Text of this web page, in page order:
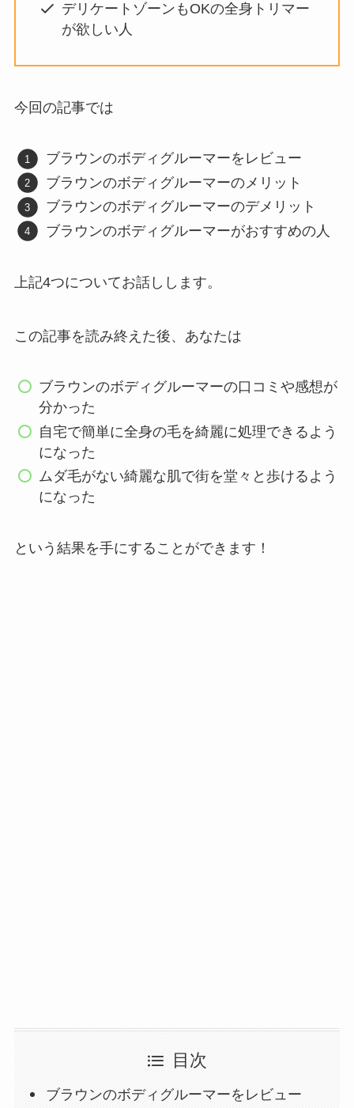
デリケートゾーンもOKの全身トリマー
が欲しい人
今回の記事では
ブラウンのボディグルーマーをレビュー
ブラウンのボディグルーマーのメリット
ブラウンのボディグルーマーのデメリット
ブラウンのボディグルーマーがおすすめの人
上記4つについてお話しします。
この記事を読み終えた後、あなたは
ブラウンのボディグルーマーの口コミや感想が
分かった
自宅で簡単に全身の毛を綺麗に処理できるよう
になった
ムダ毛がない綺麗な肌で街を堂々と歩けるよう
になった
という結果を手にすることができます！
目次
ブラウンのボディグルーマーをレビュー